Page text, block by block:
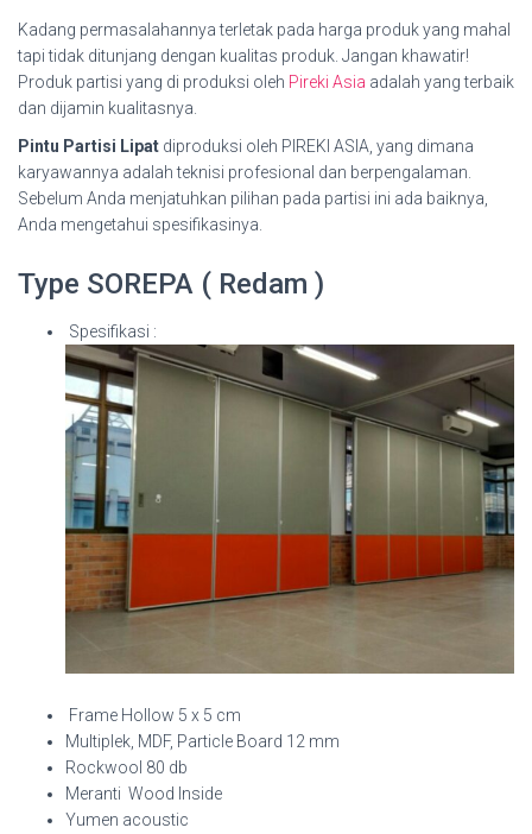
Kadang permasalahannya terletak pada harga produk yang mahal
tapi tidak ditunjang dengan kualitas produk. Jangan khawatir!
Produk partisi yang di produksi oleh Pireki Asia adalah yang terbaik
dan dijamin kualitasnya.
Pintu Partisi Lipat diproduksi oleh PIREKI ASIA, yang dimana
karyawannya adalah teknisi profesional dan berpengalaman.
Sebelum Anda menjatuhkan pilihan pada partisi ini ada baiknya,
Anda mengetahui spesifikasinya.
Type SOREPA ( Redam )
Spesifikasi :
Frame Hollow 5 x 5 cm
Multiplek, MDF, Particle Board 12 mm
Rockwool 80 db
Meranti Wood Inside
Yumen acoustic